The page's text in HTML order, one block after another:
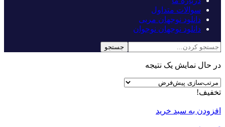
سوالات متداول
دانلود نوجهان مربی
دانلود نوجهان نوجوان
در حال نمایش یک نتیجه
تخفیف!
افزودن به سبد خرید